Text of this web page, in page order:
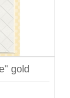
gold